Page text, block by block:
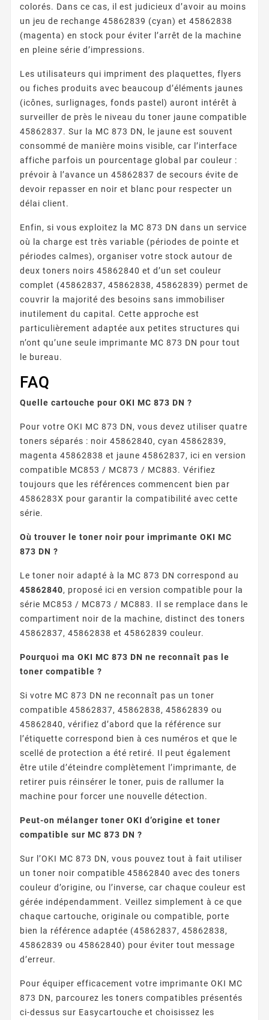
colorés. Dans ce cas, il est judicieux d’avoir au moins
un jeu de rechange 45862839 (cyan) et 45862838
(magenta) en stock pour éviter l’arrêt de la machine
en pleine série d’impressions.
Les utilisateurs qui impriment des plaquettes, flyers
ou fiches produits avec beaucoup d’éléments jaunes
(icônes, surlignages, fonds pastel) auront intérêt à
surveiller de près le niveau du toner jaune compatible
45862837. Sur la MC 873 DN, le jaune est souvent
consommé de manière moins visible, car l’interface
affiche parfois un pourcentage global par couleur :
prévoir à l’avance un 45862837 de secours évite de
devoir repasser en noir et blanc pour respecter un
délai client.
Enfin, si vous exploitez la MC 873 DN dans un service
où la charge est très variable (périodes de pointe et
périodes calmes), organiser votre stock autour de
deux toners noirs 45862840 et d’un set couleur
complet (45862837, 45862838, 45862839) permet de
couvrir la majorité des besoins sans immobiliser
inutilement du capital. Cette approche est
particulièrement adaptée aux petites structures qui
n’ont qu’une seule imprimante MC 873 DN pour tout
le bureau.
FAQ
Quelle cartouche pour OKI MC 873 DN ?
Pour votre OKI MC 873 DN, vous devez utiliser quatre
toners séparés : noir 45862840, cyan 45862839,
magenta 45862838 et jaune 45862837, ici en version
compatible MC853 / MC873 / MC883. Vérifiez
toujours que les références commencent bien par
4586283X pour garantir la compatibilité avec cette
série.
Où trouver le toner noir pour imprimante OKI MC
873 DN ?
Le toner noir adapté à la MC 873 DN correspond au
45862840, proposé ici en version compatible pour la
série MC853 / MC873 / MC883. Il se remplace dans le
compartiment noir de la machine, distinct des toners
45862837, 45862838 et 45862839 couleur.
Pourquoi ma OKI MC 873 DN ne reconnaît pas le
toner compatible ?
Si votre MC 873 DN ne reconnaît pas un toner
compatible 45862837, 45862838, 45862839 ou
45862840, vérifiez d’abord que la référence sur
l’étiquette correspond bien à ces numéros et que le
scellé de protection a été retiré. Il peut également
être utile d’éteindre complètement l’imprimante, de
retirer puis réinsérer le toner, puis de rallumer la
machine pour forcer une nouvelle détection.
Peut-on mélanger toner OKI d’origine et toner
compatible sur MC 873 DN ?
Sur l’OKI MC 873 DN, vous pouvez tout à fait utiliser
un toner noir compatible 45862840 avec des toners
couleur d’origine, ou l’inverse, car chaque couleur est
gérée indépendamment. Veillez simplement à ce que
chaque cartouche, originale ou compatible, porte
bien la référence adaptée (45862837, 45862838,
45862839 ou 45862840) pour éviter tout message
d’erreur.
Pour équiper efficacement votre imprimante OKI MC
873 DN, parcourez les toners compatibles présentés
ci-dessus sur Easycartouche et choisissez les